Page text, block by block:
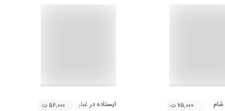
۷۵,۰۰۰ ت ایستاده در غبار ۵۶,۰۰۰ ت